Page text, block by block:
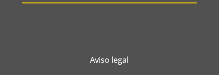
Aviso legal